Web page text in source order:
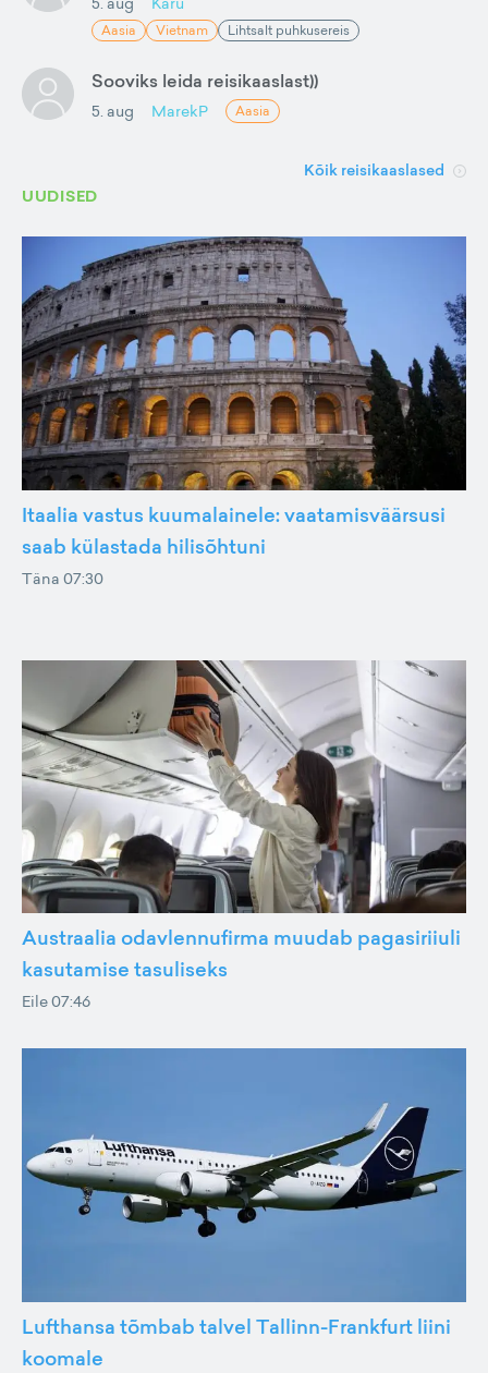
Aasia Vietnam Lihtsalt puhkusereis
Sooviks leida reisikaaslast))
5. aug MarekP Aasia
Kõik reisikaaslased
UUDISED
Itaalia vastus kuumalainele: vaatamisväärsusi
saab külastada hilisõhtuni
Täna 07:30
Austraalia odavlennufirma muudab pagasiriiuli
kasutamise tasuliseks
Eile 07:46
Lufthansa tõmbab talvel Tallinn-Frankfurt liini
koomale